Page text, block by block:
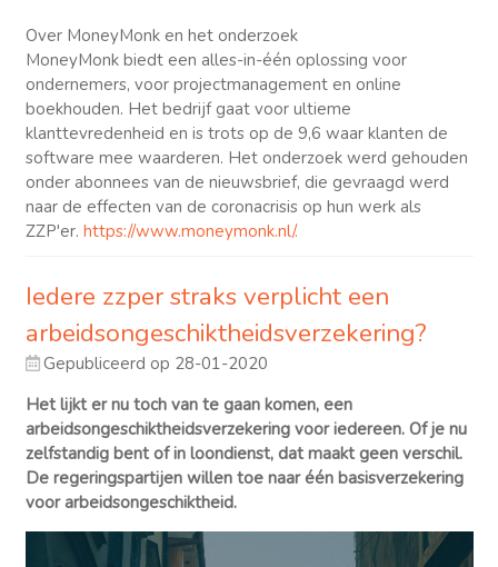
Over MoneyMonk en het onderzoek
MoneyMonk biedt een alles-in-één oplossing voor
ondernemers, voor projectmanagement en online
boekhouden. Het bedrijf gaat voor ultieme
klanttevredenheid en is trots op de 9,6 waar klanten de
software mee waarderen. Het onderzoek werd gehouden
onder abonnees van de nieuwsbrief, die gevraagd werd
naar de effecten van de coronacrisis op hun werk als
ZZP'er. https://www.moneymonk.nl/.
Iedere zzper straks verplicht een
arbeidsongeschiktheidsverzekering?
Gepubliceerd op 28-01-2020
Het lijkt er nu toch van te gaan komen, een
arbeidsongeschiktheidsverzekering voor iedereen. Of je nu
zelfstandig bent of in loondienst, dat maakt geen verschil.
De regeringspartijen willen toe naar één basisverzekering
voor arbeidsongeschiktheid.